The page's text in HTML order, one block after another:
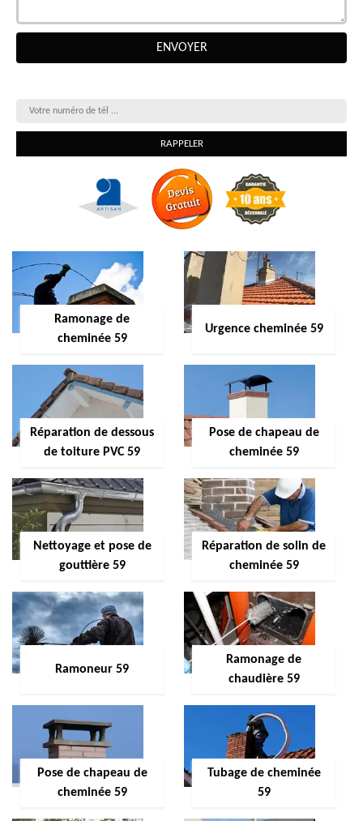
Ramonage de
cheminée 59
Urgence cheminée 59
Réparation de dessous
de toiture PVC 59
Pose de chapeau de
cheminée 59
Nettoyage et pose de
gouttière 59
Réparation de solin de
cheminée 59
Ramoneur 59
Ramonage de
chaudière 59
Pose de chapeau de
cheminée 59
Tubage de cheminée
59